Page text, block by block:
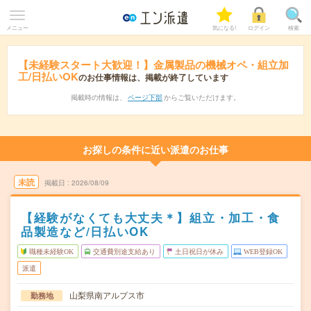
メニュー 気になる! ログイン 検索
【未経験スタート大歓迎！】金属製品の機械オペ・組立加
工/日払いOKのお仕事情報は、掲載が終了しています
掲載時の情報は、 ページ下部 からご覧いただけます。
お探しの条件に近い派遣のお仕事
未読 掲載日 2026/08/09
【経験がなくても大丈夫＊】組立・加工・食
品製造など/日払いOK
職種未経験OK 交通費別途支給あり 土日祝日が休み WEB登録OK
派遣
勤務地 山梨県南アルプス市